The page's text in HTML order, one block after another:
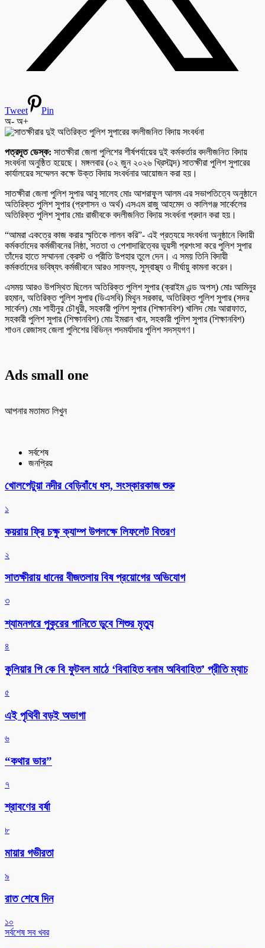
Tweet
Pin
অ- অ+
পত্রদূত ডেস্ক: সাতক্ষীরা জেলা পুলিশের শীর্ষপর্যায়ের দুই কর্মকর্তার বদলীজনিত বিদায়
সংবর্ধনা অনুষ্ঠিত হয়েছে। মঙ্গলবার (০২ জুন ২০২৬ খ্রিস্টাব্দ) সাতক্ষীরা পুলিশ সুপারের
কার্যালয়ের সম্মেলন কক্ষে উক্ত বিদায় সংবর্ধনার আয়োজন করা হয়।
সাতক্ষীরা জেলা পুলিশ সুপার আবু সালেহ মোঃ আশরাফুল আলম এর সভাপতিত্বে অনুষ্ঠানে
অতিরিক্ত পুলিশ সুপার (প্রশাসন ও অর্থ) এসএম রাজু আহমেদ ও কালিগঞ্জ সার্কেলের
অতিরিক্ত পুলিশ সুপার মোঃ রাজীবকে বদলীজনিত বিদায় সংবর্ধনা প্রদান করা হয়।
“আমরা একত্রে কাজ করার স্মৃতিকে লালন করি”- এই প্রত্যয়ে সংবর্ধনা অনুষ্ঠানে বিদায়ী
কর্মকর্তাদের কর্মজীবনের নিষ্ঠা, সততা ও পেশাদারিত্বের ভূয়সী প্রশংসা করে পুলিশ সুপার
তাঁদের হাতে সম্মাননা ক্রেস্ট ও প্রীতি উপহার তুলে দেন। এ সময় তিনি বিদায়ী
কর্মকর্তাদের ভবিষ্যৎ কর্মজীবনে আরও সাফল্য, সুস্বাস্থ্য ও দীর্ঘায়ু কামনা করেন।
এসময় আরও উপস্থিত ছিলেন অতিরিক্ত পুলিশ সুপার (ক্রাইম এন্ড অপস্) মোঃ আমিনুর
রহমান, অতিরিক্ত পুলিশ সুপার (ডিএসবি) মিথুন সরকার, অতিরিক্ত পুলিশ সুপার (সদর
সার্কেল) মোঃ শাহীনুর চৌধুরী, সহকারী পুলিশ সুপার (শিক্ষানবিশ) খালিদ মোঃ আরাফাত,
সহকারী পুলিশ সুপার (শিক্ষানবিশ) মোঃ ইমরান খান, সহকারী পুলিশ সুপার (শিক্ষানবিশ)
শাওন রেজাসহ জেলা পুলিশের বিভিন্ন পদমর্যাদার পুলিশ সদস্যগণ।
Ads small one
আপনার মতামত লিখুন
সর্বশেষ
জনপ্রিয়
খোলপেটুয়া নদীর বেড়িবাঁধে ধস, সংস্কারকাজ শুরু
১
কয়রায় ফ্রি চক্ষু ক্যাম্প উপলক্ষে লিফলেট বিতরণ
২
সাতক্ষীরায় ধানের বীজতলায় বিষ প্রয়োগের অভিযোগ
৩
শ্যামনগরে পুকুরের পানিতে ডুবে শিশুর মৃত্যু
৪
কুলিয়ার পি কে বি ফুটবল মাঠে ‘বিবাহিত বনাম অবিবাহিত’ প্রীতি ম্যাচ
৫
এই পৃথিবী বড়ই অভাগা
৬
“কথার ভার”
৭
শ্রাবণের বর্ষা
৮
মায়ার গভীরতা
৯
রাত শেষে দিন
১০
সর্বশেষ সব খবর